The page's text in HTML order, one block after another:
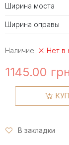
Ширина моста
Ширина оправы
Наличие: Нет в
1145.00
В закладки